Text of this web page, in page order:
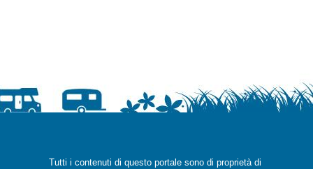
Tutti i contenuti di questo portale sono di proprietà di